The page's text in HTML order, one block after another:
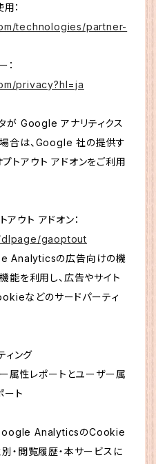
：
technologies/partner-
：
privacy?hl=ja
が Google アナリティクス
合は、Google 社の提供す
トアウト アドオンをご利用
ウト アドオン：
gaoptout
Analyticsの広告向けの機
能を利用し、広告やサイト
などのサードパーティ
ング
性レポートとユーザー属
ート
Google AnalyticsのCookie
・閲覧履歴・本サービスに